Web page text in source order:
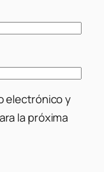
electrónico y
la próxima